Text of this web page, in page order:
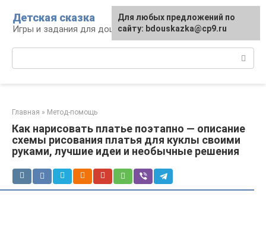
контенту
Детская сказка
Игры и задания для дошкольников
Главная » Метод-помощь
Как нарисовать платье поэтапно — описание
схемы рисования платья для куклы своими
руками, лучшие идеи и необычные решения
Для любых предложений по
сайту: bdouskazka@cp9.ru